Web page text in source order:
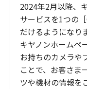
2024年2月以降、
サービスを1つの
だけるようになり
キヤノンホームペ
お持ちのカメラや
ことで、お客さま
ツや機材の情報を